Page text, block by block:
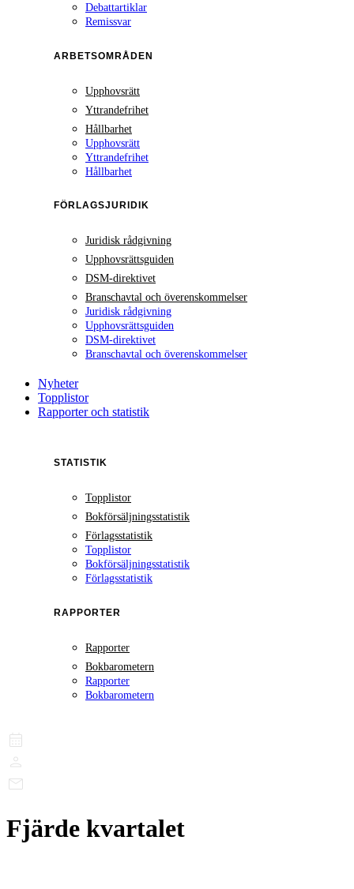
Debattartiklar
Remissvar
ARBETSOMRÅDEN
Upphovsrätt
Yttrandefrihet
Hållbarhet
Upphovsrätt
Yttrandefrihet
Hållbarhet
FÖRLAGSJURIDIK
Juridisk rådgivning
Upphovsrättsguiden
DSM-direktivet
Branschavtal och överenskommelser
Juridisk rådgivning
Upphovsrättsguiden
DSM-direktivet
Branschavtal och överenskommelser
Nyheter
Topplistor
Rapporter och statistik
STATISTIK
Topplistor
Bokförsäljningsstatistik
Förlagsstatistik
Topplistor
Bokförsäljningsstatistik
Förlagsstatistik
RAPPORTER
Rapporter
Bokbarometern
Rapporter
Bokbarometern
Fjärde kvartalet